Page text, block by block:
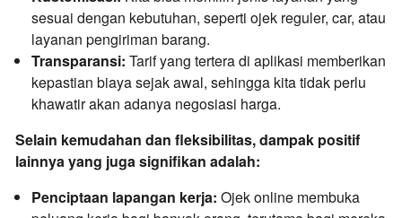
sesuai dengan kebutuhan, seperti ojek reguler, car, atau
layanan pengiriman barang.
Transparansi: Tarif yang tertera di aplikasi memberikan
kepastian biaya sejak awal, sehingga kita tidak perlu
khawatir akan adanya negosiasi harga.
Selain kemudahan dan fleksibilitas, dampak positif
lainnya yang juga signifikan adalah:
Penciptaan lapangan kerja: Ojek online membuka